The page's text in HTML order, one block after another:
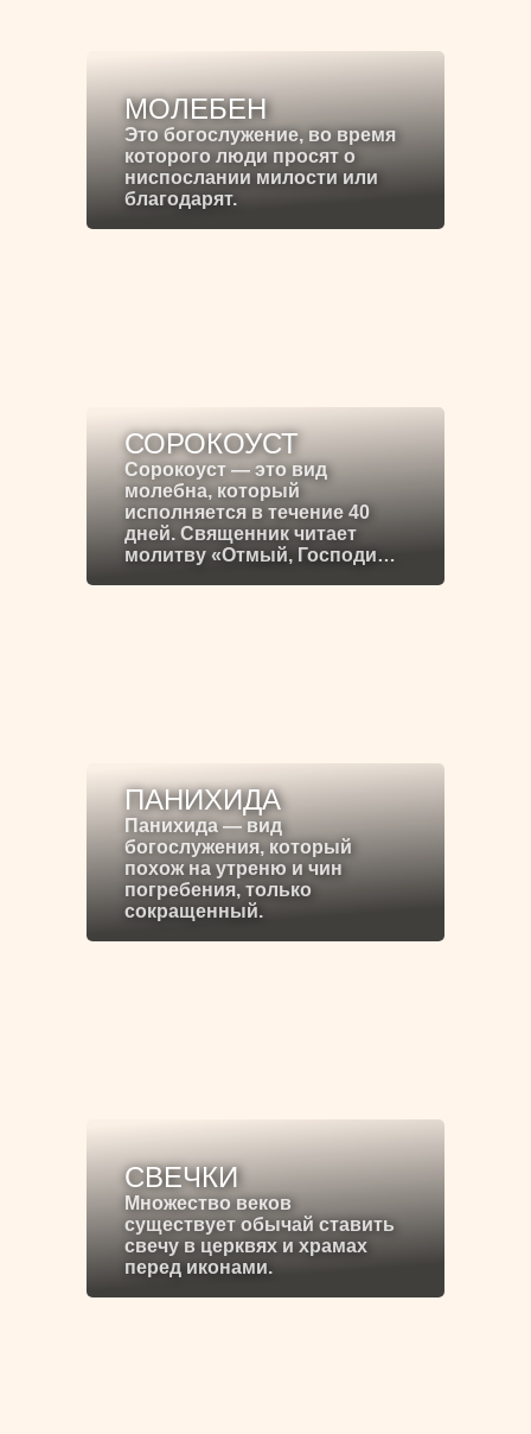
МОЛЕБЕН
Это богослужение, во время
которого люди просят о
ниспослании милости или
благодарят.
СОРОКОУСТ
Сорокоуст — это вид
молебна, который
исполняется в течение 40
дней. Священник читает
молитву «Отмый, Господи…
ПАНИХИДА
Панихида — вид
богослужения, который
похож на утреню и чин
погребения, только
сокращенный.
СВЕЧКИ
Множество веков
существует обычай ставить
свечу в церквях и храмах
перед иконами.